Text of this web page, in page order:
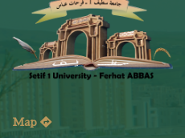
Map